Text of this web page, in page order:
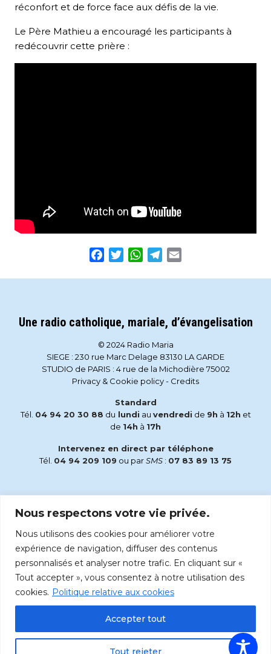
Nous respectons votre vie privée.
Nous utilisons des cookies pour améliorer votre
expérience de navigation, diffuser des contenus
personnalisés et analyser notre trafic. En cliquant sur «
Tout accepter », vous consentez à notre utilisation des
cookies. Politique relative aux cookies
Tout rejeter
Accepter tout
réconfort et de force face aux défis de la vie.
Le Père Mathieu a encouragé les participants à
redécouvrir cette prière :
Facebook
TwitterWhatsApp
Telegram
Une radio catholique, mariale, d’évangelisation
© 2024 Radio Maria
SIEGE : 230 rue Marc Delage 83130 LA GARDE
STUDIO de PARIS : 4 rue de la Michodière 75002
Privacy & Cookie policy- Credits
Standard
Tél. 04 94 20 30 88 du lundi au vendredi de 9h à 12h et
de 14h à 17h
Intervenez en direct par téléphone
Tél. 04 94 209 109 ou parSMS : 07 83 89 13 75
accueil@radiomaria.fr
Écoutez Radio Maria sur :